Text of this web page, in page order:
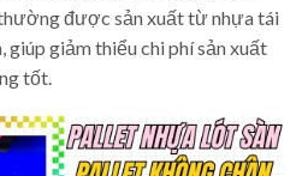
được sản xuất từ nhựa tái
giúp giảm thiểu chi phí sản xuất
tốt.